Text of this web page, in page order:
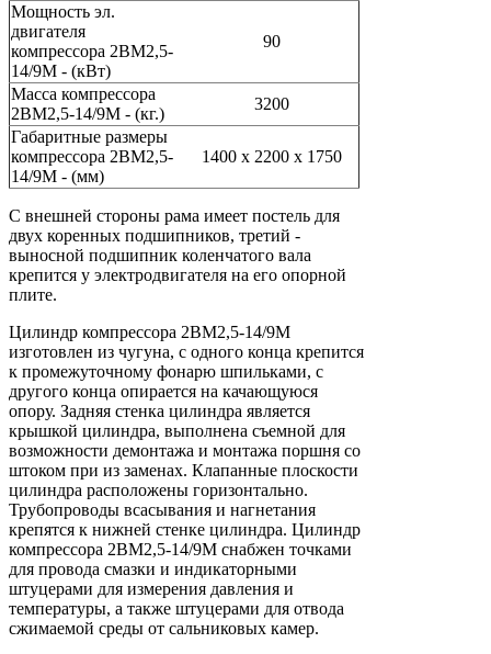
Мощность эл.
двигателя
компрессора 2ВМ2,5-
14/9М - (кВт)
90
Масса компрессора
2ВМ2,5-14/9М - (кг.)
3200
Габаритные размеры
компрессора 2ВМ2,5-
14/9М - (мм)
1400 х 2200 х 1750
С внешней стороны рама имеет постель для
двух коренных подшипников, третий -
выносной подшипник коленчатого вала
крепится у электродвигателя на его опорной
плите.
Цилиндр компрессора 2ВМ2,5-14/9М
изготовлен из чугуна, с одного конца крепится
к промежуточному фонарю шпильками, с
другого конца опирается на качающуюся
опору. Задняя стенка цилиндра является
крышкой цилиндра, выполнена съемной для
возможности демонтажа и монтажа поршня со
штоком при из заменах. Клапанные плоскости
цилиндра расположены горизонтально.
Трубопроводы всасывания и нагнетания
крепятся к нижней стенке цилиндра. Цилиндр
компрессора 2ВМ2,5-14/9М снабжен точками
для провода смазки и индикаторными
штуцерами для измерения давления и
температуры, а также штуцерами для отвода
сжимаемой среды от сальниковых камер.